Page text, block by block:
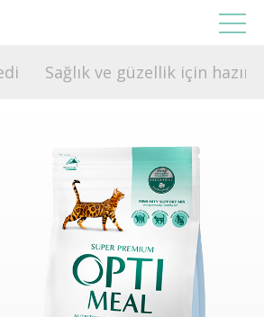
Sağlık ve güzellik için